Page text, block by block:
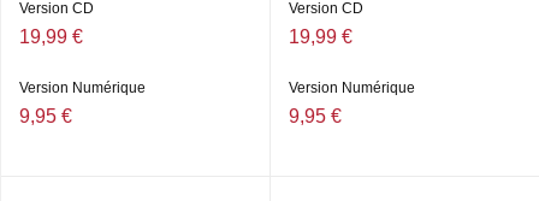
Version CD
19,99 €
Version Numérique
9,95 €
Version CD
19,99 €
Version Numérique
9,95 €